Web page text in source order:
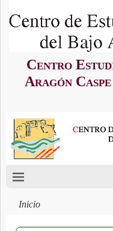
Centro
Aragón Caspe
Inicio